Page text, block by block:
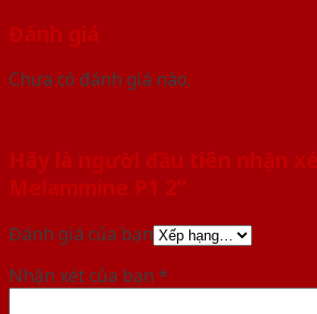
Đánh giá
Chưa có đánh giá nào.
Hãy là người đầu tiên nhận
Melammine P1 2”
Đánh giá của bạn
Nhận xét của bạn *